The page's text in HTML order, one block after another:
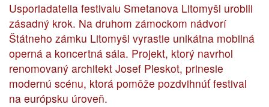
Usporiadatelia festivalu Smetanova Litomyšl urobili
zásadný krok. Na druhom zámockom nádvorí
Štátneho zámku Litomyšl vyrastie unikátna mobilná
operná a koncertná sála. Projekt, ktorý navrhol
renomovaný architekt Josef Pleskot, prinesie
modernú scénu, ktorá pomôže pozdvihnúť festival
na európsku úroveň.